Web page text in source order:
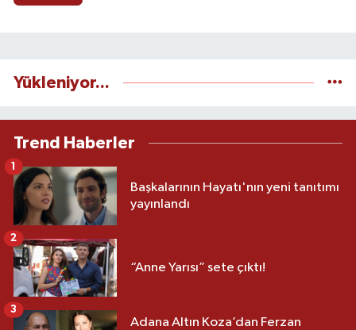
Yükleniyor...
Trend Haberler
Başkalarının Hayatı'nın yeni tanıtımı
yayınlandı
1
“Anne Yarısı” sete çıktı!
2
Adana Altın Koza’dan Ferzan
3